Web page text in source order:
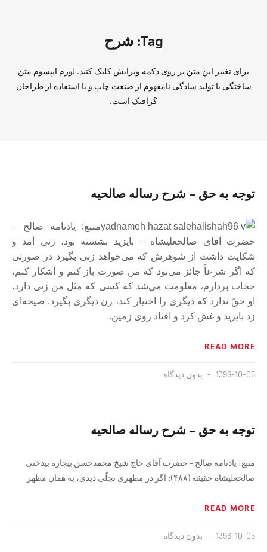
Tag: شرح
برای تغییر این متن بر روی دکمه ویرایش کلیک کنید. لورم ایپسوم متن
ساختگی با تولید سادگی نامفهوم از صنعت چاپ و با استفاده از طراحان
گرافیک است.
توجه به حق – شرح رساله صالحیه
منبع: یادنامه صالح –
حضرت آقای ص‍ال‍حع‍ل‍ی‍ش‍اه‌ – بایزید نشسته بود، زنى آمد و
شکایت داشت از شوهرش که مى‏‌خواهد زنى بگیرد در صورتى
که اگر شرعاً جائز مى‏‌بود که من صورت باز کنم و آشکار کنم،
حجاب بردارم، معلومت مى‏‌شد که کسى که مثل من زنى دارد،
او حقّ ندارد که دیگرى را اختیار کند، زن دیگرى بگیرد. صیحه‌‏اى
زد بایزید و غش کرد و افتاد روى زمین.
READ MORE
1396-10-05 بدون دیدگاه
توجه به حق – شرح رساله صالحیه
منبع: یادنامه صالح – حضرت آقای ح‍اج‌ ش‍ی‍خ‌ م‍ح‍م‍دح‍س‍ن‌ ب‍ی‍چ‍اره‌ ب‍ی‍دخ‍ت‍ی‌
ص‍ال‍حع‍ل‍ی‍ش‍اه‌ حقیقة (۴۸۸): اگر در مظهرى تجلّى دیدى، به ‏همان مظهر
READ MORE
1396-10-05 بدون دیدگاه